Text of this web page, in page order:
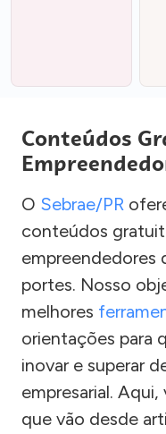
Conteúdos
O Sebrae/PR
conteúdos
empreendedores
portes. Nosso
melhores
orientações para
inovar e superar
empresarial.
que vão desde